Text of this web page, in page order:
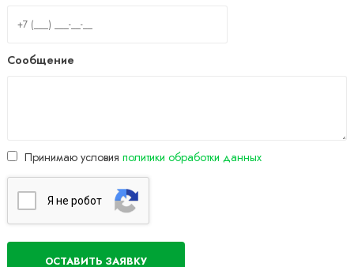
Сообщение
Принимаю условия политики обработки данных
Я нe poбoт